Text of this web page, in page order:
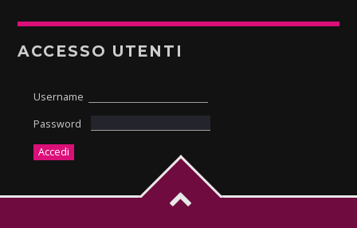
ACCESSO UTENTI
Username
Password